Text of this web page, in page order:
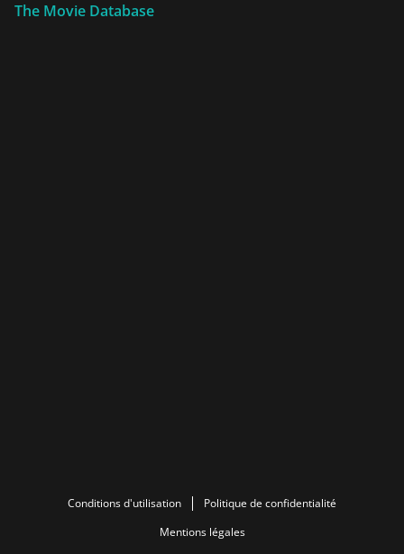
The Movie Database
Conditions d'utilisation
Politique de confidentialité
Mentions légales